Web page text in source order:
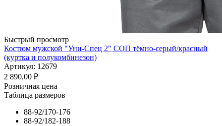
Быстрый просмотр
Костюм мужской "Уни-Спец 2" СОП тёмно-серый/красный
(куртка и полукомбинезон)
Артикул: 12679
2 890,00 ₽
Розничная цена
Таблица размеров
88-92/170-176
88-92/182-188